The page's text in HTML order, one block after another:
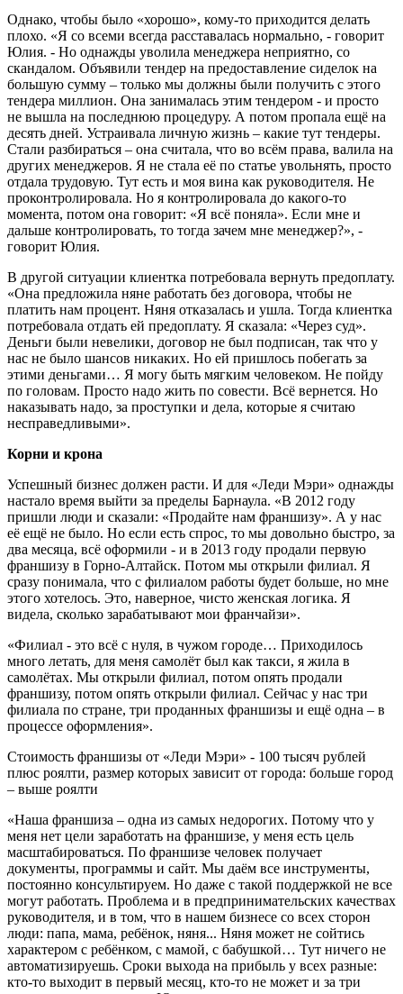
Однако, чтобы было «хорошо», кому-то приходится делать
плохо. «Я со всеми всегда расставалась нормально, - говорит
Юлия. - Но однажды уволила менеджера неприятно, со
скандалом. Объявили тендер на предоставление сиделок на
большую сумму – только мы должны были получить с этого
тендера миллион. Она занималась этим тендером - и просто
не вышла на последнюю процедуру. А потом пропала ещё на
десять дней. Устраивала личную жизнь – какие тут тендеры.
Стали разбираться – она считала, что во всём права, валила на
других менеджеров. Я не стала её по статье увольнять, просто
отдала трудовую. Тут есть и моя вина как руководителя. Не
проконтролировала. Но я контролировала до какого-то
момента, потом она говорит: «Я всё поняла». Если мне и
дальше контролировать, то тогда зачем мне менеджер?», -
говорит Юлия.
В другой ситуации клиентка потребовала вернуть предоплату.
«Она предложила няне работать без договора, чтобы не
платить нам процент. Няня отказалась и ушла. Тогда клиентка
потребовала отдать ей предоплату. Я сказала: «Через суд».
Деньги были невелики, договор не был подписан, так что у
нас не было шансов никаких. Но ей пришлось побегать за
этими деньгами… Я могу быть мягким человеком. Не пойду
по головам. Просто надо жить по совести. Всё вернется. Но
наказывать надо, за проступки и дела, которые я считаю
несправедливыми».
Корни и крона
Успешный бизнес должен расти. И для «Леди Мэри» однажды
настало время выйти за пределы Барнаула. «В 2012 году
пришли люди и сказали: «Продайте нам франшизу». А у нас
её ещё не было. Но если есть спрос, то мы довольно быстро, за
два месяца, всё оформили - и в 2013 году продали первую
франшизу в Горно-Алтайск. Потом мы открыли филиал. Я
сразу понимала, что с филиалом работы будет больше, но мне
этого хотелось. Это, наверное, чисто женская логика. Я
видела, сколько зарабатывают мои франчайзи».
«Филиал - это всё с нуля, в чужом городе… Приходилось
много летать, для меня самолёт был как такси, я жила в
самолётах. Мы открыли филиал, потом опять продали
франшизу, потом опять открыли филиал. Сейчас у нас три
филиала по стране, три проданных франшизы и ещё одна – в
процессе оформления».
Стоимость франшизы от «Леди Мэри» - 100 тысяч рублей
плюс роялти, размер которых зависит от города: больше город
– выше роялти
«Наша франшиза – одна из самых недорогих. Потому что у
меня нет цели заработать на франшизе, у меня есть цель
масштабироваться. По франшизе человек получает
документы, программы и сайт. Мы даём все инструменты,
постоянно консультируем. Но даже с такой поддержкой не все
могут работать. Проблема и в предпринимательских качествах
руководителя, и в том, что в нашем бизнесе со всех сторон
люди: папа, мама, ребёнок, няня... Няня может не сойтись
характером с ребёнком, с мамой, с бабушкой… Тут ничего не
автоматизируешь. Сроки выхода на прибыль у всех разные:
кто-то выходит в первый месяц, кто-то не может и за три